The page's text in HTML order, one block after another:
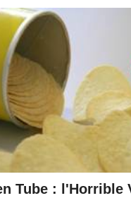
Tube : l'Horrible